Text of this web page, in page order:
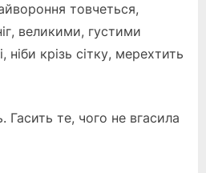
товчеться,
великими, густими
ніби крізь сітку, мерехтить
Гасить те, чого не вгасила